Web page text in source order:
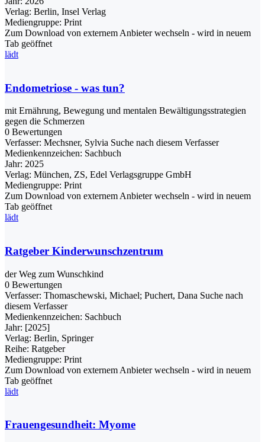
Verlag: Berlin, Insel Verlag
Mediengruppe: Print
Zum Download von externem Anbieter wechseln - wird in neuem
Tab geöffnet
lädt
Endometriose - was tun?
mit Ernährung, Bewegung und mentalen Bewältigungsstrategien
gegen die Schmerzen
0 Bewertungen
Verfasser: Mechsner, Sylvia Suche nach diesem Verfasser
Medienkennzeichen: Sachbuch
Jahr: 2025
Verlag: München, ZS, Edel Verlagsgruppe GmbH
Mediengruppe: Print
Zum Download von externem Anbieter wechseln - wird in neuem
Tab geöffnet
lädt
Ratgeber Kinderwunschzentrum
der Weg zum Wunschkind
0 Bewertungen
Verfasser: Thomaschewski, Michael; Puchert, Dana Suche nach
diesem Verfasser
Medienkennzeichen: Sachbuch
Jahr: [2025]
Verlag: Berlin, Springer
Reihe: Ratgeber
Mediengruppe: Print
Zum Download von externem Anbieter wechseln - wird in neuem
Tab geöffnet
lädt
Frauengesundheit: Myome